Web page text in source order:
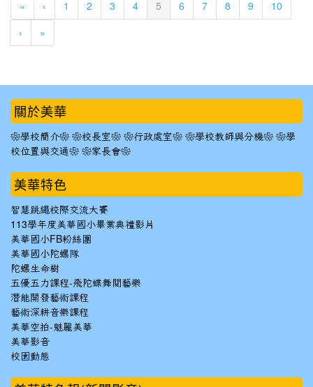
« ‹ 1 2 3 4 5 (current)
6 7 8 9 10
› »
::: 關於美華
❀學校簡介❀ ❀校長室❀ ❀行政處室❀ ❀學校教師與分機❀ ❀學
校位置與交通❀ ❀家長會❀
美華特色
智慧跳繩校際交流大賽
113學年度美華國小畢業典禮影片
美華國小FB粉絲團
美華國小陀螺隊
陀螺生命樹
五優五力課程-飛陀蝶舞閱藝樂
潛能開發藝術課程
藝術深耕音樂課程
美華空拍-魅麗美華
美華影音
校園動態